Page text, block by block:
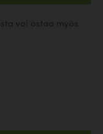
voi ostaa myös